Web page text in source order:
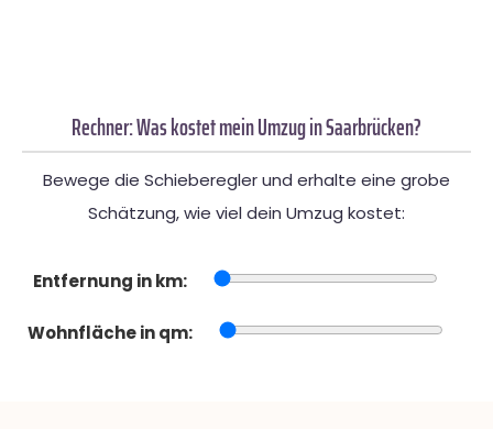
Rechner: Was kostet mein Umzug in Saarbrücken?
Bewege die Schieberegler und erhalte eine grobe
Schätzung, wie viel dein Umzug kostet:
Entfernung in km:
Wohnfläche in qm: